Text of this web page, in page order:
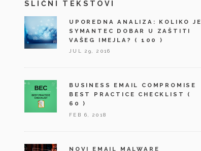
SLIČNI TEKSTOVI
UPOREDNA ANALIZA: KOLIKO JE
SYMANTEC DOBAR U ZAŠTITI
VAŠEG IMEJLA?
( 100 )
JUL 29, 2016
BUSINESS EMAIL COMPROMISE
BEST PRACTICE CHECKLIST
(
60 )
FEB 6, 2018
NOVI EMAIL MALWARE